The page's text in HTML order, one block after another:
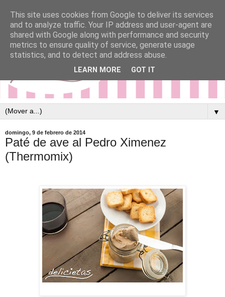
▼
domingo, 9 de febrero de 2014
Paté de ave al Pedro Ximenez
(Thermomix)
This site uses cookies from Google to deliver its services
and to analyze traffic. Your IP address and user-agent are
shared with Google along with performance and security
metrics to ensure quality of service, generate usage
statistics, and to detect and address abuse.
LEARN MORE GOT IT